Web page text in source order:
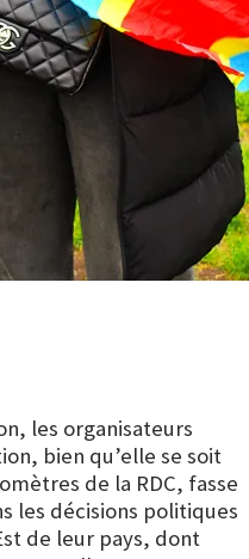
les organisateurs
bien qu’elle se soit
de la RDC, fasse
les décisions politiques
de leur pays, dont